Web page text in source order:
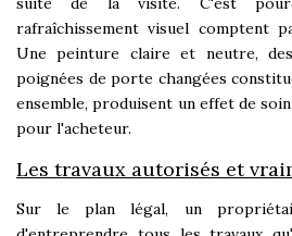
rafraîchissement visuel comptent
Une peinture claire et neutre,
poignées de porte changées
ensemble, produisent un effet de
pour l'acheteur.
Les travaux autorisés et
Sur le plan légal, un